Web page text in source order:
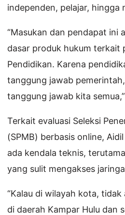
independen, pelajar, hingga
“Masukan dan pendapat ini
dasar produk hukum terkait
Pendidikan. Karena
tanggung jawab
tanggung jawab kita
Terkait evaluasi Seleksi
(SPMB) berbasis online,
ada kendala teknis,
yang sulit mengakses
“Kalau di wilayah kota, tidak
di daerah Kampar Hulu dan